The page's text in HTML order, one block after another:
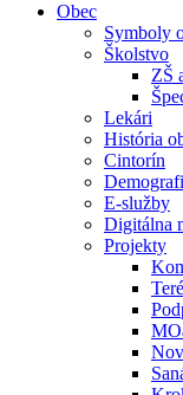
Obec
Symboly
Školstvo
ZŠ
Lekári
História
Cintorín
E-služby
Digitálna
Projekty